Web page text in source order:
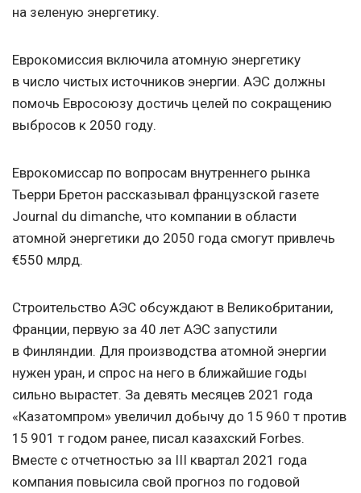
на зеленую энергетику.
Еврокомиссия включила атомную энергетику
в число чистых источников энергии. АЭС должны
помочь Евросоюзу достичь целей по сокращению
выбросов к 2050 году.
Еврокомиссар по вопросам внутреннего рынка
Тьерри Бретон рассказывал французской газете
Journal du dimanche, что компании в области
атомной энергетики до 2050 года смогут привлечь
€550 млрд.
Строительство АЭС обсуждают в Великобритании,
Франции, первую за 40 лет АЭС запустили
в Финляндии. Для производства атомной энергии
нужен уран, и спрос на него в ближайшие годы
сильно вырастет. За девять месяцев 2021 года
«Казатомпром» увеличил добычу до 15 960 т против
15 901 т годом ранее, писал казахский Forbes.
Вместе с отчетностью за III квартал 2021 года
компания повысила свой прогноз по годовой